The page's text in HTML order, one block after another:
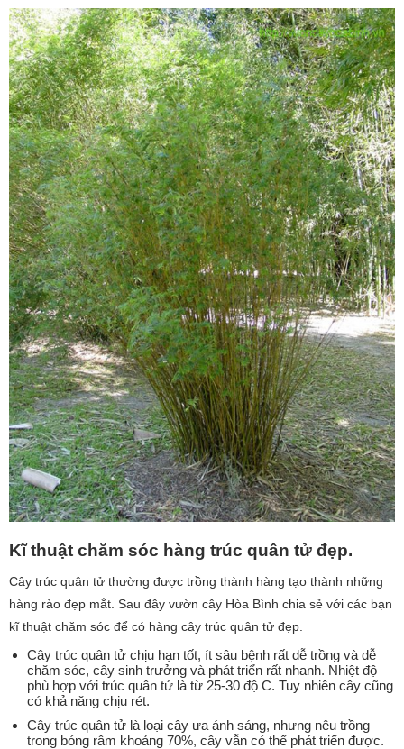
Kĩ thuật chăm sóc hàng trúc quân tử đẹp.
Cây trúc quân tử thường được trồng thành hàng tạo thành những
hàng rào đẹp mắt. Sau đây vườn cây Hòa Bình chia sẻ với các bạn
kĩ thuật chăm sóc để có hàng cây trúc quân tử đẹp.
Cây trúc quân tử chịu hạn tốt, ít sâu bệnh rất dễ trồng và dễ
chăm sóc, cây sinh trưởng và phát triển rất nhanh. Nhiệt độ
phù hợp với trúc quân tử là từ 25-30 độ C. Tuy nhiên cây cũng
có khả năng chịu rét.
Cây trúc quân tử là loại cây ưa ánh sáng, nhưng nêu trồng
trong bóng râm khoảng 70%, cây vẫn có thể phát triển được.